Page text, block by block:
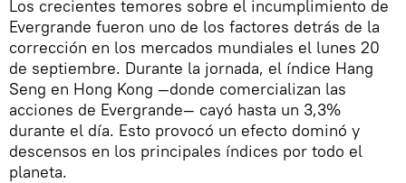
Los crecientes temores sobre el incumplimiento de
Evergrande fueron uno de los factores detrás de la
corrección en los mercados mundiales el lunes 20
de septiembre. Durante la jornada, el índice Hang
Seng en Hong Kong —donde comercializan las
acciones de Evergrande— cayó hasta un 3,3%
durante el día. Esto provocó un efecto dominó y
descensos en los principales índices por todo el
planeta.